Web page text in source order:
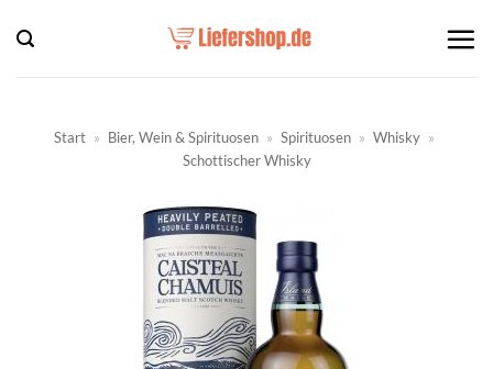
Inhalt
springen
Start » Bier, Wein & Spirituosen » Spirituosen » Whisky »
Schottischer Whisky